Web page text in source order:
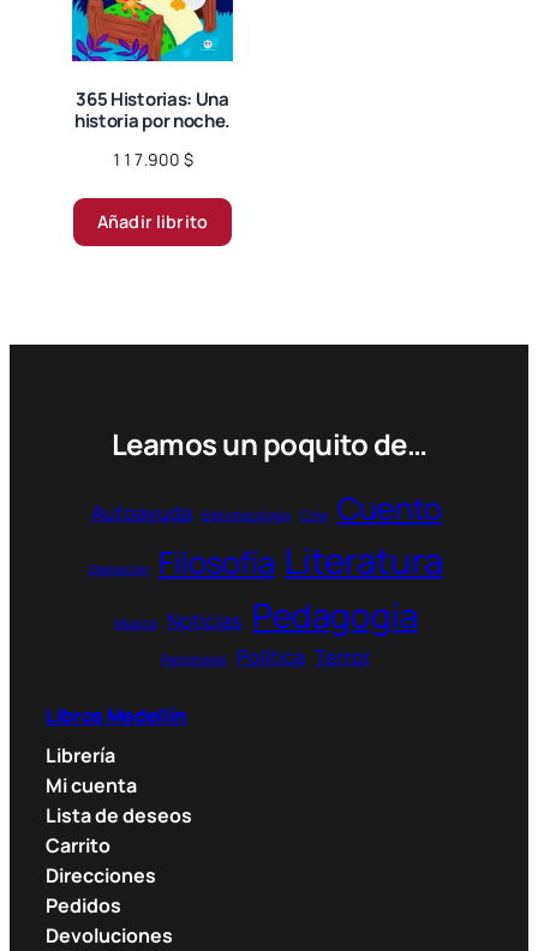
365 Historias: Una
historia por noche.
117.900 $
Añadir librito
Leamos un poquito de…
Autoayuda Bibliotecología Cine Cuento
Depresión Filosofía Literatura
Música Noticias Pedagogía
Personajes Política Terror
Libros Medellín
Librería
Mi cuenta
Lista de deseos
Carrito
Direcciones
Pedidos
Devoluciones